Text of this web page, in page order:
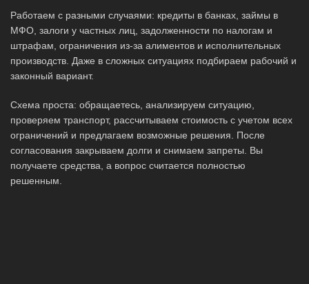
Работаем с разными случаями: кредиты в банках, займы в
МФО, залоги у частных лиц, задолженности по налогам и
штрафам, ограничения из-за алиментов и исполнительных
производств. Даже в сложных ситуациях подбираем рабочий и
законный вариант.
Схема проста: обращаетесь, анализируем ситуацию,
проверяем транспорт, рассчитываем стоимость с учетом всех
ограничений и предлагаем возможные решения. После
согласования закрываем долги и снимаем запреты. Вы
получаете средства, а вопрос считается полностью
решенным.